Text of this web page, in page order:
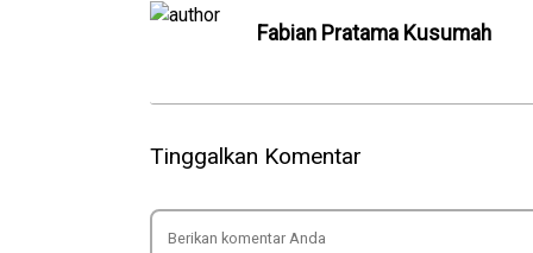
Fabian Pratama Kusumah
Tinggalkan Komentar